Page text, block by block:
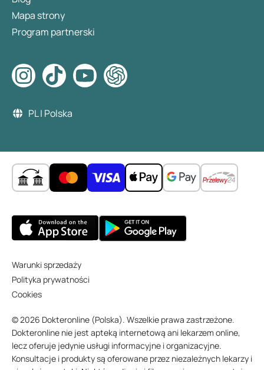
Mapa strony
Program partnerski
PL | Polska
Warunki sprzedaży
Polityka prywatności
Cookies
© 2026 Dokteronline (Polska). Wszelkie prawa zastrzeżone.
Dokteronline nie jest apteką internetową ani lekarzem online,
lecz oferuje jedynie usługi informacyjne i organizacyjne.
Konsultacje i produkty są oferowane przez niezależnych lekarzy i